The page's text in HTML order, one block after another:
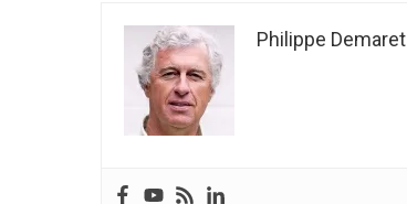
Philippe Demaret